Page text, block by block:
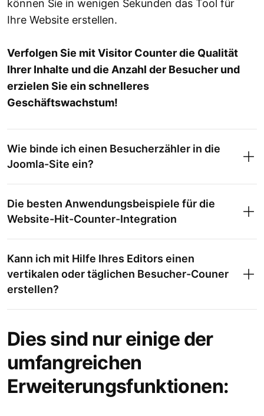
können Sie in wenigen Sekunden das Tool für
Ihre Website erstellen.
Verfolgen Sie mit Visitor Counter die Qualität
Ihrer Inhalte und die Anzahl der Besucher und
erzielen Sie ein schnelleres
Geschäftswachstum!
Wie binde ich einen Besucherzähler in die
Joomla-Site ein?
Die besten Anwendungsbeispiele für die
Website-Hit-Counter-Integration
Kann ich mit Hilfe Ihres Editors einen
vertikalen oder täglichen Besucher-Couner
erstellen?
Dies sind nur einige der
umfangreichen
Erweiterungsfunktionen: